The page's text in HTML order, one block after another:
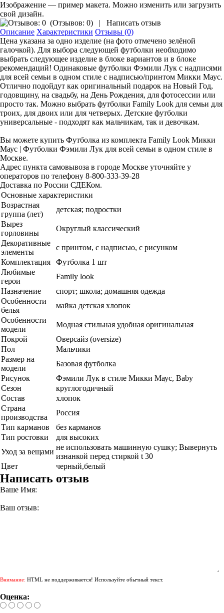
Изображение — пример макета. Можно изменить или загрузить
свой дизайн.
(Отзывов: 0) |
Написать отзыв
Описание Характеристики Отзывы (0)
Цена указана за одно изделие (на фото отмечено зелёной
галочкой). Для выбора следующей футболки необходимо
выбрать следующее изделие в блоке вариантов и в блоке
рекомендаций! Одинаковые футболки Фэмили Лук с надписями
для всей семьи в одном стиле с надписью/принтом Микки Маус.
Отлично подойдут как оригинальный подарок на Новый Год,
годовщину, на свадьбу, на День Рождения, для фотосессии или
просто так. Можно выбрать футболки Family Look для семьи для
троих, для двоих или для четверых. Детские футболки
универсальные - подходят как мальчикам, так и девочкам.
Вы можете купить Футболка из комплекта Family Look Микки
Маус | Футболки Фэмили Лук для всей семьи в одном стиле в
Москве.
Адрес пункта самовывоза в городе Москве уточняйте у
операторов по телефону 8-800-333-39-28
Доставка по России СДЕКом.
Основные характеристики
Возрастная
группа (лет)
детская; подростки
Вырез
горловины
Округлый классический
Декоративные
элементы
с принтом, с надписью, с рисунком
Комплектация
Футболка 1 шт
Любимые
герои
Family look
Назначение
спорт; школа; домашняя одежда
Особенности
белья
майка детская хлопок
Особенности
модели
Модная стильная удобная оригинальная
Покрой
Оверсайз (oversize)
Пол
Мальчики
Размер на
модели
Базовая футболка
Рисунок
Фэмили Лук в стиле Микки Маус, Baby
Сезон
круглогодичный
Состав
хлопок
Страна
производства
Россия
Тип карманов
без карманов
Тип ростовки
для высоких
Уход за вещами
не использовать машинную сушку; Вывернуть
изнанкой перед стиркой t 30
Цвет
черный,белый
Написать отзыв
Ваше Имя:
Ваш отзыв:
Внимание: HTML не поддерживается! Используйте обычный текст.
Оценка: